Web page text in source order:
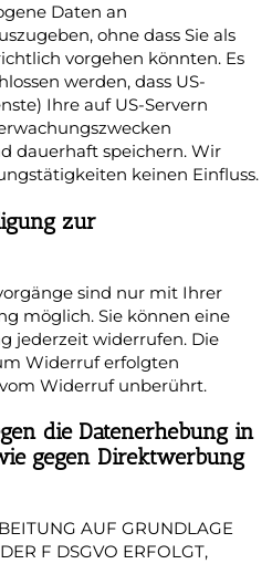
Daten an
ohne dass Sie als
vorgehen könnten. Es
werden, dass US-
Ihre auf US-Servern
dauerhaft speichern. Wir
keinen Einfluss.
zur
sind nur mit Ihrer
möglich. Sie können eine
jederzeit widerrufen. Die
Widerruf erfolgten
Widerruf unberührt.
die Datenerhebung in
gegen Direktwerbung
AUF GRUNDLAGE
F DSGVO ERFOLGT,